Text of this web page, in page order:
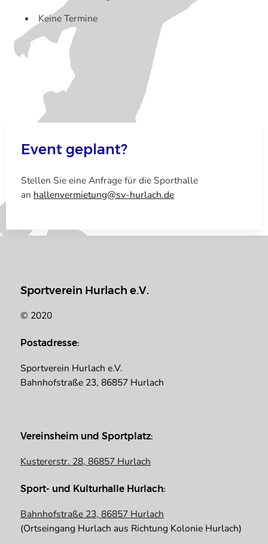
Keine Termine
Event geplant?
Stellen Sie eine Anfrage für die Sporthalle
an hallenvermietung@sv-hurlach.de
Sportverein Hurlach e.V.
© 2020
Postadresse:
Sportverein Hurlach e.V.
Bahnhofstraße 23, 86857 Hurlach
Vereinsheim und Sportplatz:
Kustererstr. 28, 86857 Hurlach
Sport- und Kulturhalle Hurlach:
Bahnhofstraße 23, 86857 Hurlach
(Ortseingang Hurlach aus Richtung Kolonie Hurlach)